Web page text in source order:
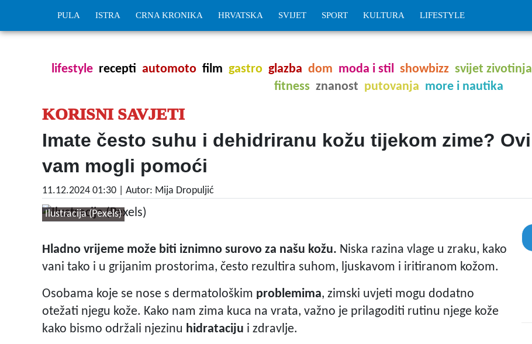
PULA ISTRA CRNA KRONIKA HRVATSKA SVIJET SPORT KULTURA LIFESTYLE
lifestyle recepti automoto film gastro glazba dom moda i stil showbizz svijet zivotinja
fitness znanost putovanja more i nautika
KORISNI SAVJETI
Imate često suhu i dehidriranu kožu tijekom zime?
vam mogli pomoći
11.12.2024 01:30 | Autor: Mija Dropuljić
Ilustracija (Pexels)
Hladno vrijeme može biti iznimno surovo za našu kožu. Niska razina vlage u zraku, kako
vani tako i u grijanim prostorima, često rezultira suhom, ljuskavom i iritiranom kožom.
Osobama koje se nose s dermatološkim problemima, zimski uvjeti mogu dodatno
otežati njegu kože. Kako nam zima kuca na vrata, važno je prilagoditi rutinu njege kože
kako bismo održali njezinu hidrataciju i zdravlje.